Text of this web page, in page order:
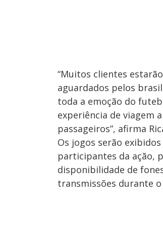
“Muitos clientes
aguardados pelos
toda a emoção do
experiência de viagem
passageiros”, afirma
Os jogos serão
participantes da ação,
disponibilidade de
transmissões durante o